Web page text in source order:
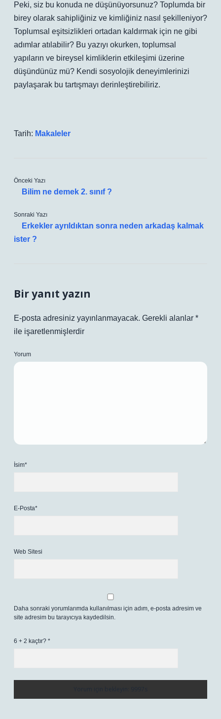
Peki, siz bu konuda ne düşünüyorsunuz? Toplumda bir
birey olarak sahipliğiniz ve kimliğiniz nasıl şekilleniyor?
Toplumsal eşitsizlikleri ortadan kaldırmak için ne gibi
adımlar atılabilir? Bu yazıyı okurken, toplumsal
yapıların ve bireysel kimliklerin etkileşimi üzerine
düşündünüz mü? Kendi sosyolojik deneyimlerinizi
paylaşarak bu tartışmayı derinleştirebiliriz.
Tarih: Makaleler
Önceki Yazı
Bilim ne demek 2. sınıf ?
Sonraki Yazı
Erkekler ayrıldıktan sonra neden arkadaş kalmak
ister ?
Bir yanıt yazın
E-posta adresiniz yayınlanmayacak. Gerekli alanlar *
ile işaretlenmişlerdir
Yorum
İsim*
E-Posta*
Web Sitesi
Daha sonraki yorumlarımda kullanılması için adım, e-posta adresim ve
site adresim bu tarayıcıya kaydedilsin.
6 + 2 kaçtır? *